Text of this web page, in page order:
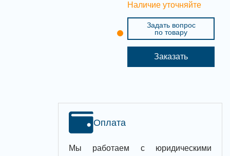
Наличие уточняйте
Задать вопрос
по товару
Заказать
Оплата
Мы работаем с юридическими